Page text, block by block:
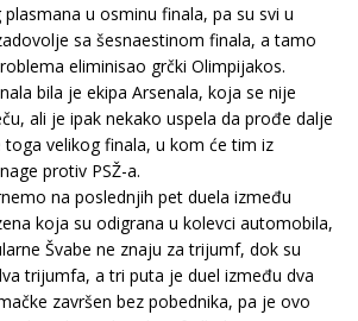
u osminu finala, pa su svi u
sa šesnaestinom finala, a tamo
eliminisao grčki Olimpijakos.
bila je ekipa Arsenala, koja se nije
ali je ipak nekako uspela da prođe dalje
velikog finala, u kom će tim iz
protiv PSŽ-a.
na poslednjih pet duela između
koja su odigrana u kolevci automobila,
Švabe ne znaju za trijumf, dok su
trijumfa, a tri puta je duel između dva
završen bez pobednika, pa je ovo